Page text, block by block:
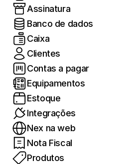
Assinatura
Banco de dados
Caixa
Clientes
Contas a pagar
Equipamentos
Estoque
Integrações
Nex na web
Nota Fiscal
Produtos